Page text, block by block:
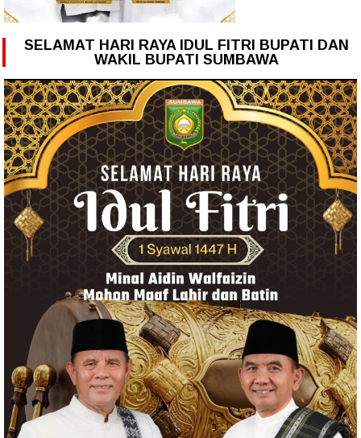
SELAMAT HARI RAYA IDUL FITRI BUPATI DAN
WAKIL BUPATI SUMBAWA